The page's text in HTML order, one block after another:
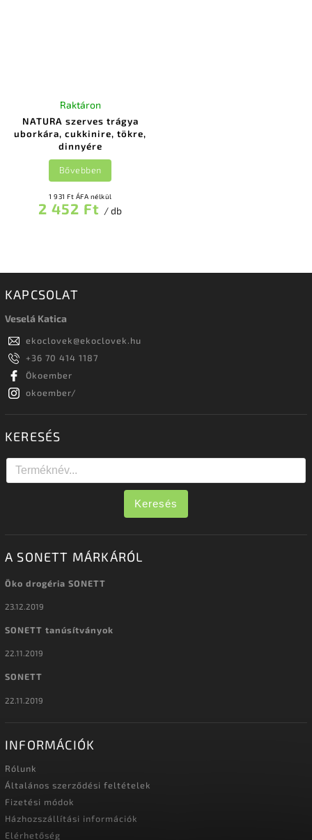
NATURA szerves trágya
uborkára, cukkinire, tökre,
dinnyére
Raktáron
1 931 Ft ÁFA nélkül
2 452 Ft / db
Bővebben
KAPCSOLAT
Veselá Katica
ekoclovek@ekoclovek.hu
+36 70 414 1187
Ökoember
okoember/
KERESÉS
Keresés
A SONETT MÁRKÁRÓL
Öko drogéria SONETT
23.12.2019
SONETT tanúsítványok
22.11.2019
SONETT
22.11.2019
INFORMÁCIÓK
Rólunk
Általános szerződési feltételek
Fizetési módok
Házhozszállítási információk
Elérhetőség